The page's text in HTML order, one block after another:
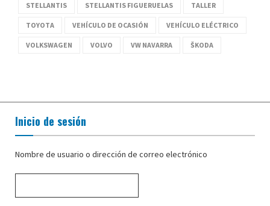
STELLANTIS STELLANTIS FIGUERUELAS TALLER
TOYOTA VEHÍCULO DE OCASIÓN VEHÍCULO ELÉCTRICO
VOLKSWAGEN VOLVO VW NAVARRA ŠKODA
Inicio de sesión
Nombre de usuario o dirección de correo electrónico